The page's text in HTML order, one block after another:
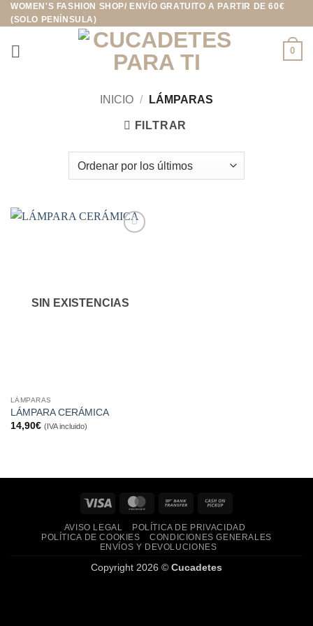
Saltar
al
contenido
WOMEN'S FASHION SHOP/ ENVÍO GRATUITO A PARTIR DE 60€
(SOLO PENÍNSULA)
0
INICIO / LÁMPARAS
FILTRAR
SIN EXISTENCIAS
LÁMPARAS
LÁMPARA CERÁMICA
14,90€ (IVA incluido)
Visa MasterCardBank
Pickup
AVISO LEGAL
POLÍTICA DE PRIVACIDAD
POLÍTICA DE COOKIES
CONDICIONES GENERALES
ENVÍOS Y DEVOLUCIONES
Copyright 2026 © Cucadetes